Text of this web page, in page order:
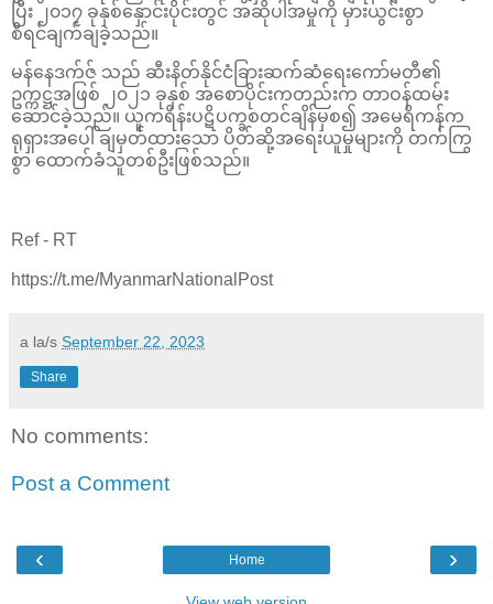
ပြီး ၂၀၁၇ ခုနှစ်နှောင်းပိုင်းတွင် အဆိုပါအမှုကို မှားယွင်းစွာ
စီရင်ချက်ချခဲ့သည်။
မန်နေဒက်ဇ် သည် ဆီးနိတ်နိုင်ငံခြားဆက်ဆံရေးကော်မတီ၏
ဥက္ကဋ္ဌအဖြစ် ၂၀၂၁ ခုနှစ် အစောပိုင်းကတည်းက တာဝန်ထမ်း
ဆောင်ခဲ့သည်။ ယူကရိန်းပဋိပက္ခစတင်ချိန်မှစ၍ အမေရိကန်က
ရုရှားအပေါ် ချမှတ်ထားသော ပိတ်ဆို့အရေးယူမှုများကို တက်ကြွ
စွာ ထောက်ခံသူတစ်ဦးဖြစ်သည်။
Ref - RT
https://t.me/MyanmarNationalPost
a la/s September 22, 2023
Share
No comments:
Post a Comment
‹ ›
Home